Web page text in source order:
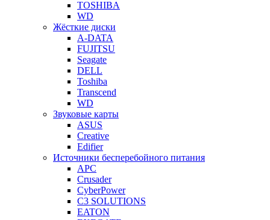
TOSHIBA
WD
Жёсткие диски
A-DATA
FUJITSU
Seagate
DELL
Toshiba
Transcend
WD
Звуковые карты
ASUS
Creative
Edifier
Источники бесперебойного питания
APC
Crusader
CyberPower
C3 SOLUTIONS
EATON